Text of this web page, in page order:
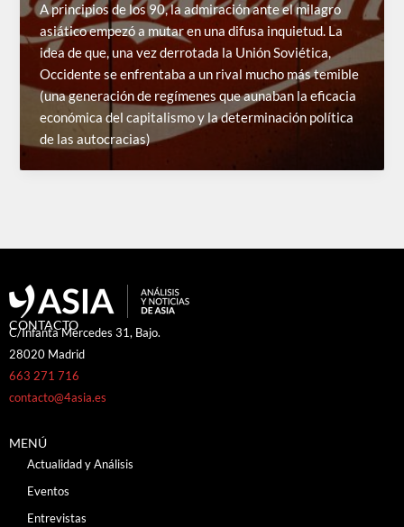
A principios de los 90, la admiración ante el milagro
asiático empezó a mutar en una difusa inquietud. La
idea de que, una vez derrotada la Unión Soviética,
Occidente se enfrentaba a un rival mucho más temible
(una generación de regímenes que aunaban la eficacia
económica del capitalismo y la determinación política
de las autocracias)
CONTACTO
C/Infanta Mercedes 31, Bajo.
28020 Madrid
663 271 716
contacto@4asia.es
MENÚ
Actualidad y Análisis
Eventos
Entrevistas